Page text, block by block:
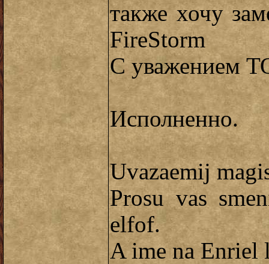
также хочу
FireStorm
С уважением
Исполненно.
Uvazaemij
Prosu vas
elfof.
A ime na Enriel